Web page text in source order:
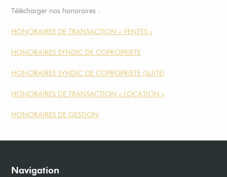
Télécharger nos honoraires :
HONORAIRES DE TRANSACTION « VENTES »
HONORAIRES SYNDIC DE COPROPRIETE
HONORAIRES SYNDIC DE COPROPRIETE (SUITE)
HONORAIRES DE TRANSACTION « LOCATION »
HONORAIRES DE GESTION
Navigation